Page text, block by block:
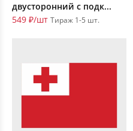
двусторонний с подк...
549 ₽/шт Тираж 1-5 шт.